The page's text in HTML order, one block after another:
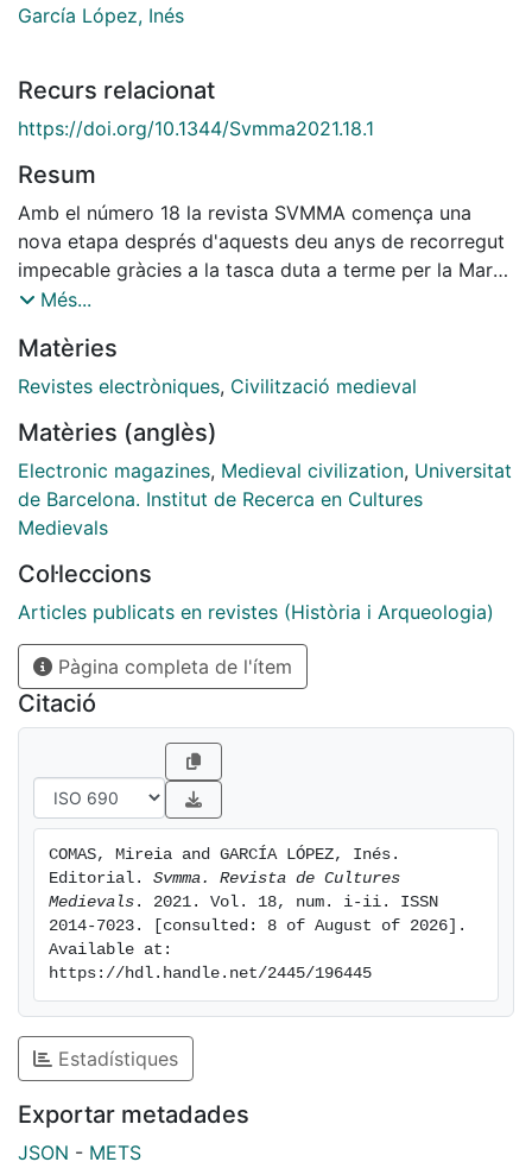
García López, Inés
Recurs relacionat
https://doi.org/10.1344/Svmma2021.18.1
Resum
Amb el número 18 la revista SVMMA comença una
nova etapa després d'aquests deu anys de recorregut
impecable gràcies a la tasca duta a terme per la Marta
Sancho. La seva feina serà la nostra guia en el nou
medievals. No podem fer més que agrair- l'empenta i
dedicació per portar la revista fins als nivells
confiança dipositada en nosaltres per part de direcció
de l'Institut de Recerca en Cultures Medievals en
encarregar-nos tasca de gran responsabilitat que
acceptem amb entusiasme, però també amb un cert
Més...
Matèries
Revistes electròniques, Civilització medieval
Matèries (anglès)
Electronic magazines, Medieval civilization, Universitat
de Barcelona. Institut de Recerca en Cultures
Medievals
Col·leccions
Articles publicats en revistes (Història i Arqueologia)
Pàgina completa de l'ítem
Citació
COMAS, Mireia and GARCÍA LÓPEZ, Inés.
Editorial. Svmma. Revista de Cultures
Medievals . 2021. Vol. 18, num. i-ii. ISSN
2014-7023. [consulted: 8 of August of 2026].
Available at:
https://hdl.handle.net/2445/196445
Estadístiques
Exportar metadades
JSON - METS